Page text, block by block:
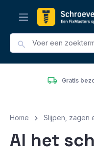
Home Slijpen, zagen
Al het